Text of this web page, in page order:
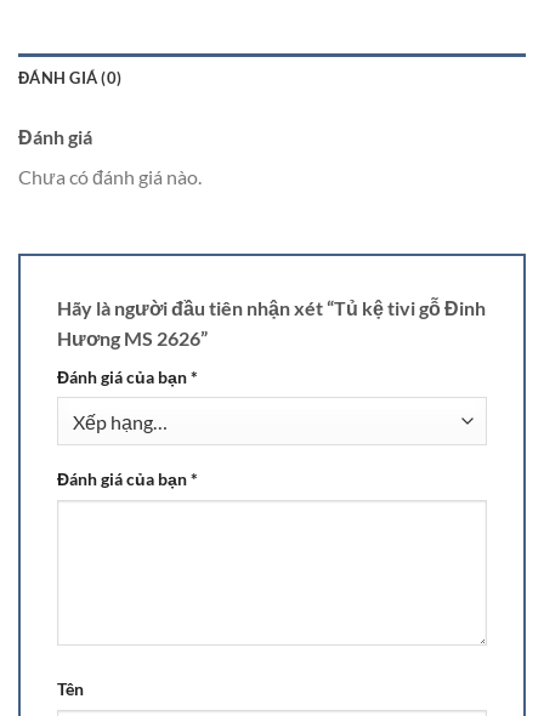
ĐÁNH GIÁ (0)
Đánh giá
Chưa có đánh giá nào.
Hãy là người đầu tiên nhận xét “Tủ kệ tivi gỗ Đinh
Hương MS 2626”
Đánh giá của bạn*
Đánh giá của bạn*
Tên